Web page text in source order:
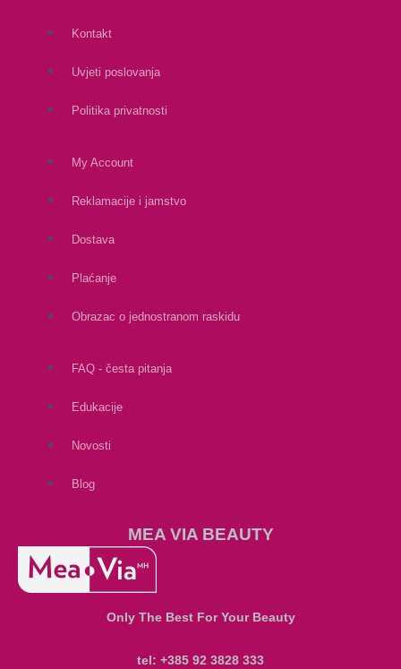
Kontakt
Uvjeti poslovanja
Politika privatnosti
My Account
Reklamacije i jamstvo
Dostava
Plaćanje
Obrazac o jednostranom raskidu
FAQ - česta pitanja
Edukacije
Novosti
Blog
MEA VIA BEAUTY
Only The Best For Your Beauty
tel: +385 92 3828 333